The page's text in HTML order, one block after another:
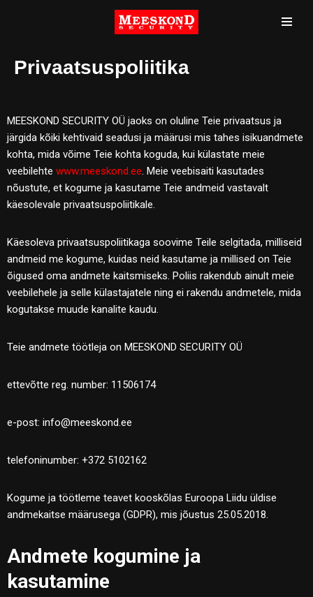
content
Privaatsuspoliitika
MEESKOND SECURITY OÜ jaoks on oluline Teie privaatsus ja
järgida kõiki kehtivaid seadusi ja määrusi mis tahes isikuandmete
kohta, mida võime Teie kohta koguda, kui külastate meie
veebilehte www.meeskond.ee. Meie veebisaiti kasutades
nõustute, et kogume ja kasutame Teie andmeid vastavalt
käesolevale privaatsuspoliitikale.
Käesoleva privaatsuspoliitikaga soovime Teile selgitada, milliseid
andmeid me kogume, kuidas neid kasutame ja millised on Teie
õigused oma andmete kaitsmiseks. Poliis rakendub ainult meie
veebilehele ja selle külastajatele ning ei rakendu andmetele, mida
kogutakse muude kanalite kaudu.
Teie andmete töötleja on MEESKOND SECURITY OÜ
ettevõtte reg. number: 11506174
e-post: info@meeskond.ee
telefoninumber: +372 5102162
Kogume ja töötleme teavet kooskõlas Euroopa Liidu üldise
andmekaitse määrusega (GDPR), mis jõustus 25.05.2018.
Andmete kogumine ja
kasutamine